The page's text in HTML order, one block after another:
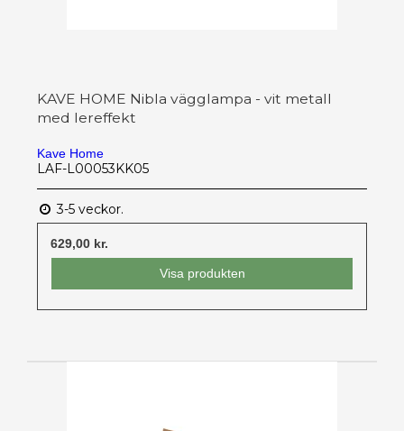
KAVE HOME Nibla vägglampa - vit metall
med lereffekt
Kave Home
LAF-L00053KK05
3-5 veckor.
629,00 kr.
Visa produkten